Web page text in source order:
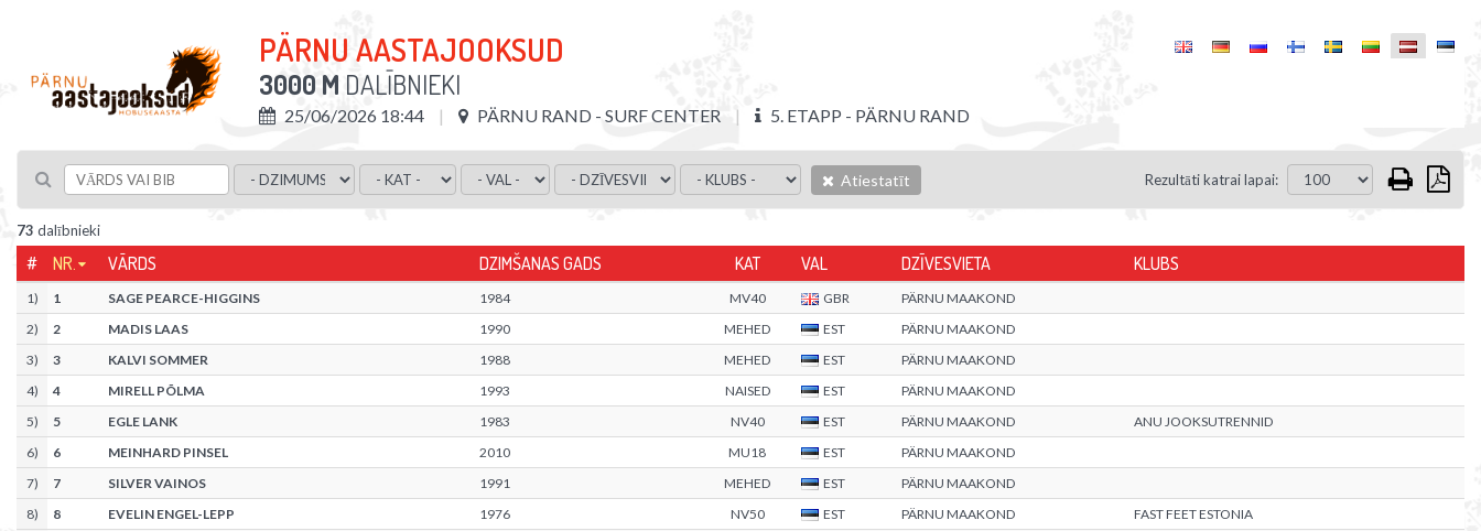
PÄRNU AASTAJOOKSUD
3000 M DALĪBNIEKI
25/06/2026 18:44 PÄRNU RAND - SURF CENTER 5. ETAPP - PÄRNU RAND
Atiestatīt Rezultāti katrai lapai:
73 dalībnieki
# NR. VĀRDS DZIMŠANAS GADS KAT VAL DZĪVESVIETA KLUBS
1) 1 SAGE PEARCE-HIGGINS 1984 MV40 GBR
PÄRNU MAAKOND
2) 2 MADIS LAAS 1990 MEHED EST
PÄRNU MAAKOND
3) 3 KALVI SOMMER 1988 MEHED EST
PÄRNU MAAKOND
4) 4 MIRELL PÕLMA 1993 NAISED EST
PÄRNU MAAKOND
5) 5 EGLE LANK 1983 NV40 EST PÄRNU MAAKOND
ANU JOOKSUTRENNID
6) 6 MEINHARD PINSEL 2010 MU18 EST
PÄRNU MAAKOND
7) 7 SILVER VAINOS 1991 MEHED EST
PÄRNU MAAKOND
8) 8 EVELIN ENGEL-LEPP 1976 NV50 EST PÄRNU MAAKOND
FAST FEET ESTONIA